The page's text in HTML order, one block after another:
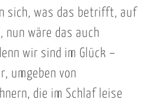
sich, was das betrifft, auf
nun wäre das auch
wir sind im Glück –
umgeben von
die im Schlaf leise